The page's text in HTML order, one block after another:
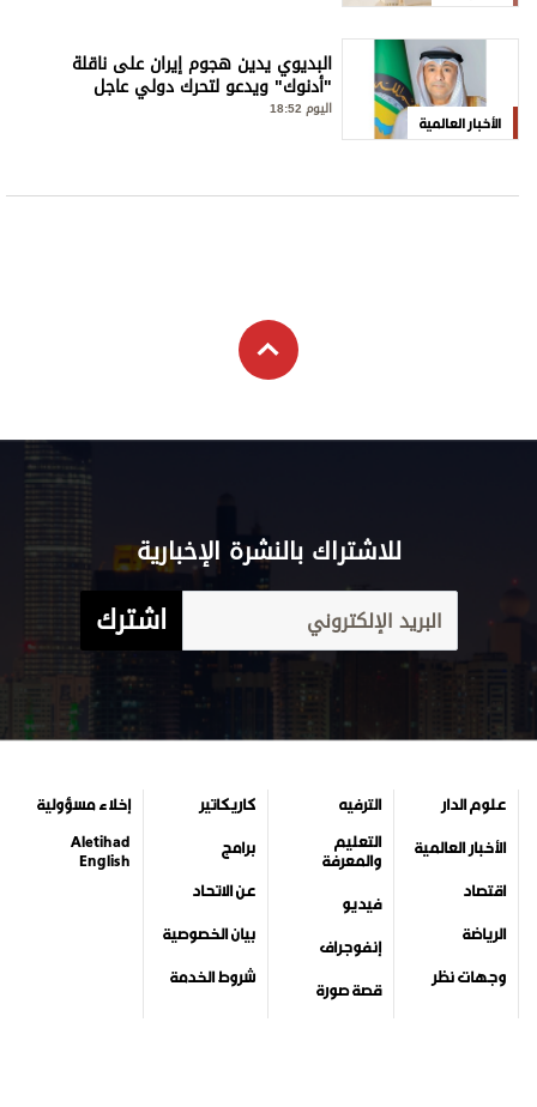
الأخبار العالمية
البديوي يدين هجوم إيران على ناقلة
"أدنوك" ويدعو لتحرك دولي عاجل
اليوم 18:52
للاشتراك بالنشرة الإخبارية
اشترك
علوم الدار
الأخبار العالمية
اقتصاد
الرياضة
وجهات نظر
الترفيه
التعليم
والمعرفة
فيديو
إنفوجراف
قصة صورة
كاريكاتير
برامج
عن الاتحاد
بيان الخصوصية
شروط الخدمة
إخلاء مسؤولية
Aletihad
English